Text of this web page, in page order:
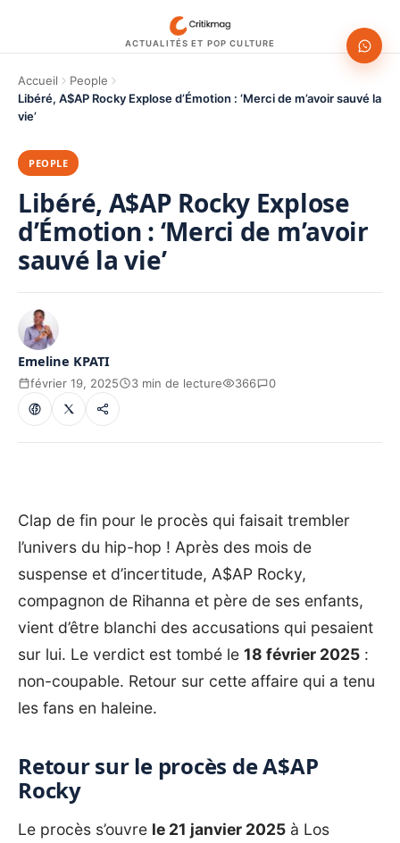
ACTUALITÉS ET POP CULTURE
Accueil
People
Libéré, A$AP Rocky Explose d’Émotion : ‘Merci de m’avoir sauvé la
vie’
PEOPLE
Libéré, A$AP Rocky Explose
d’Émotion : ‘Merci de m’avoir
sauvé la vie’
Emeline KPATI
février 19, 2025 3 min de lecture 366 0
Clap de fin pour le procès qui faisait trembler
l’univers du hip-hop ! Après des mois de
suspense et d’incertitude, A$AP Rocky,
compagnon de Rihanna et père de ses enfants,
vient d’être blanchi des accusations qui pesaient
sur lui. Le verdict est tombé le 18 février 2025 :
non-coupable. Retour sur cette affaire qui a tenu
les fans en haleine.
Retour sur le procès de A$AP
Rocky
Le procès s’ouvre le 21 janvier 2025 à Los